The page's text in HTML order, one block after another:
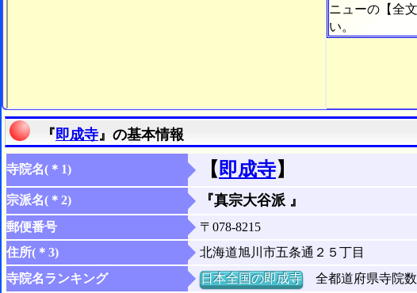
ニューの【全
い。
『即成寺』の基本情報
寺院名(＊1) 【即成寺】
宗派名(＊2) 『真宗大谷派 』
郵便番号
〒078-8215
住所(＊3)
北海道旭川市五条通２５丁目
寺院名ランキング
日本全国の即成寺全都道府県寺院数